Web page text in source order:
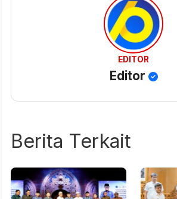
EDITOR
Editor
Berita Terkait